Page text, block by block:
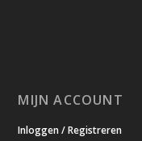
MIJN ACCOUNT
Inloggen / Registreren